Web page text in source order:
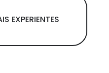
EXPERIENTES